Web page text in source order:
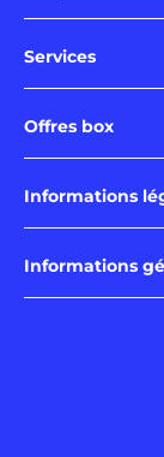
Services
Offres box
Informations
Informations